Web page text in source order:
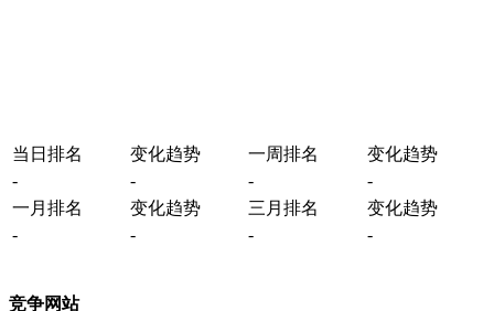
当日排名 变化趋势 一周排名
变化趋势
-
- -
-
一月排名
变化趋势 三月排名
变化趋势
-
- - -
竞争网站